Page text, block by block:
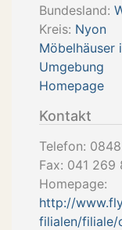
Bundesland:
Kreis: Nyon
Möbelhäuser
Umgebung
Homepage
Kontakt
Telefon:
Fax: 041 269
Homepage:
http://
filialen/filiale/